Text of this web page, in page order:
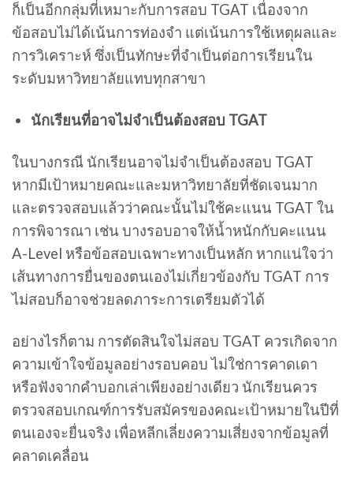
ก็เป็นอีกกลุ่มที่เหมาะกับการสอบ TGAT เนื่องจาก
ข้อสอบไม่ได้เน้นการท่องจำ แต่เน้นการใช้เหตุผลและ
การวิเคราะห์ ซึ่งเป็นทักษะที่จำเป็นต่อการเรียนใน
ระดับมหาวิทยาลัยแทบทุกสาขา
นักเรียนที่อาจไม่จำเป็นต้องสอบ TGAT
ในบางกรณี นักเรียนอาจไม่จำเป็นต้องสอบ TGAT
หากมีเป้าหมายคณะและมหาวิทยาลัยที่ชัดเจนมาก
และตรวจสอบแล้วว่าคณะนั้นไม่ใช้คะแนน TGAT ใน
การพิจารณา เช่น บางรอบอาจให้น้ำหนักกับคะแนน
A-Level หรือข้อสอบเฉพาะทางเป็นหลัก หากแน่ใจว่า
เส้นทางการยื่นของตนเองไม่เกี่ยวข้องกับ TGAT การ
ไม่สอบก็อาจช่วยลดภาระการเตรียมตัวได้
อย่างไรก็ตาม การตัดสินใจไม่สอบ TGAT ควรเกิดจาก
ความเข้าใจข้อมูลอย่างรอบคอบ ไม่ใช่การคาดเดา
หรือฟังจากคำบอกเล่าเพียงอย่างเดียว นักเรียนควร
ตรวจสอบเกณฑ์การรับสมัครของคณะเป้าหมายในปีที่
ตนเองจะยื่นจริง เพื่อหลีกเลี่ยงความเสี่ยงจากข้อมูลที่
คลาดเคลื่อน